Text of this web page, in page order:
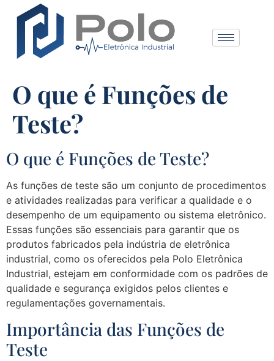
O que é Funções de
Teste?
O que é Funções de Teste?
As funções de teste são um conjunto de procedimentos
e atividades realizadas para verificar a qualidade e o
desempenho de um equipamento ou sistema eletrônico.
Essas funções são essenciais para garantir que os
produtos fabricados pela indústria de eletrônica
industrial, como os oferecidos pela Polo Eletrônica
Industrial, estejam em conformidade com os padrões de
qualidade e segurança exigidos pelos clientes e
regulamentações governamentais.
Importância das Funções de
Teste